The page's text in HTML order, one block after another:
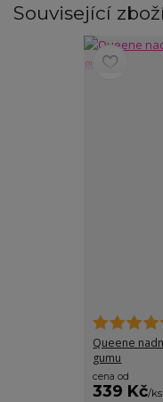
Související
Queene
gumu
cena od
339 Kč/ks